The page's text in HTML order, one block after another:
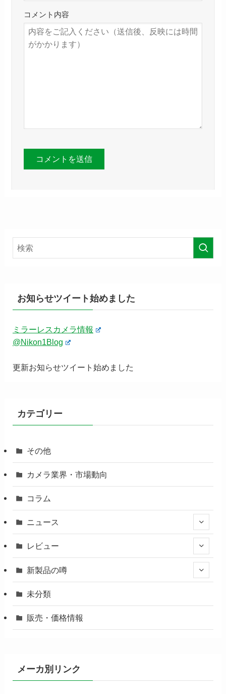
コメント内容
お知らせツイート始めました
ミラーレスカメラ情報
@Nikon1Blog
更新お知らせツイート始めました
カテゴリー
その他
カメラ業界・市場動向
コラム
ニュース
レビュー
新製品の噂
未分類
販売・価格情報
メーカ別リンク